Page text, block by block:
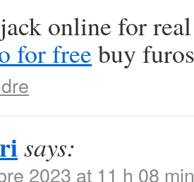
online for
for free buy
says:
2023 at 11 h 08 min